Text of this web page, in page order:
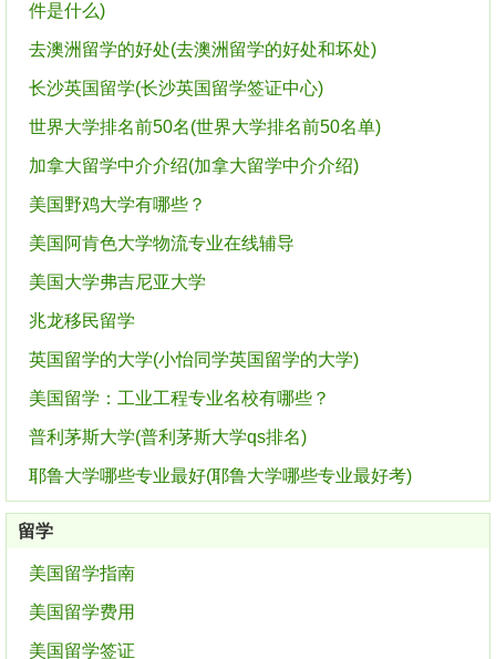
件是什么)
去澳洲留学的好处(去澳洲留学的好处和坏处)
长沙英国留学(长沙英国留学签证中心)
世界大学排名前50名(世界大学排名前50名单)
加拿大留学中介介绍(加拿大留学中介介绍)
美国野鸡大学有哪些？
美国阿肯色大学物流专业在线辅导
美国大学弗吉尼亚大学
兆龙移民留学
英国留学的大学(小怡同学英国留学的大学)
美国留学：工业工程专业名校有哪些？
普利茅斯大学(普利茅斯大学qs排名)
耶鲁大学哪些专业最好(耶鲁大学哪些专业最好考)
留学
美国留学指南
美国留学费用
美国留学签证